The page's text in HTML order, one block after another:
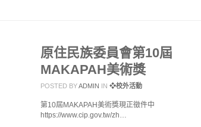
原住民族委員會第10屆
MAKAPAH美術獎
POSTED BYADMIN IN ❖校外活動
第10屆MAKAPAH美術獎現正徵件中
https://www.cip.gov.tw/zh…